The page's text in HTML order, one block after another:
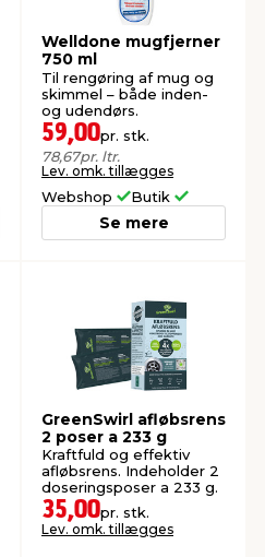
Welldone mugfjerner
750 ml
Til rengøring af mug og
skimmel – både inden-
og udendørs.
59,00pr. stk.
78,67pr. ltr.
Lev. omk. tillægges
Webshop Butik
Se mere
GreenSwirl afløbsrens
2 poser a 233 g
Kraftfuld og effektiv
afløbsrens. Indeholder 2
doseringsposer a 233 g.
35,00pr. stk.
Lev. omk. tillægges